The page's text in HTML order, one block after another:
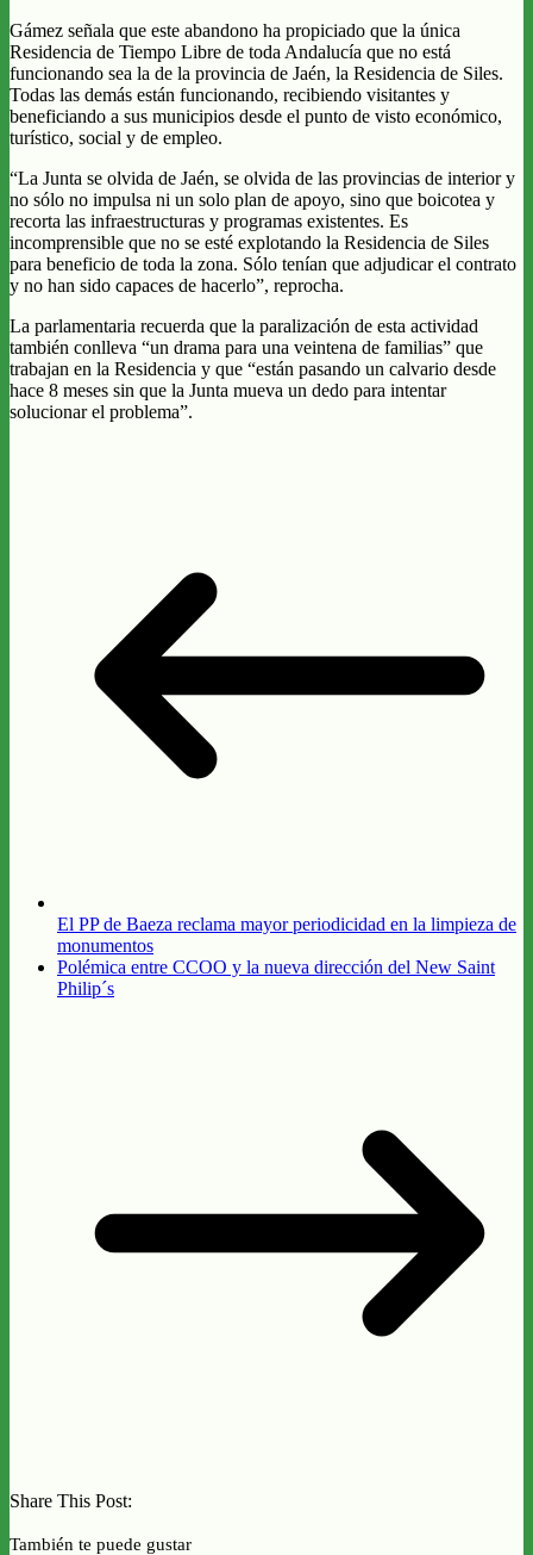
Gámez señala que este abandono ha propiciado que la única
Residencia de Tiempo Libre de toda Andalucía que no está
funcionando sea la de la provincia de Jaén, la Residencia de Siles.
Todas las demás están funcionando, recibiendo visitantes y
beneficiando a sus municipios desde el punto de visto económico,
turístico, social y de empleo.
“La Junta se olvida de Jaén, se olvida de las provincias de interior y
no sólo no impulsa ni un solo plan de apoyo, sino que boicotea y
recorta las infraestructuras y programas existentes. Es
incomprensible que no se esté explotando la Residencia de Siles
para beneficio de toda la zona. Sólo tenían que adjudicar el contrato
y no han sido capaces de hacerlo”, reprocha.
La parlamentaria recuerda que la paralización de esta actividad
también conlleva “un drama para una veintena de familias” que
trabajan en la Residencia y que “están pasando un calvario desde
hace 8 meses sin que la Junta mueva un dedo para intentar
solucionar el problema”.
El PP de Baeza reclama mayor periodicidad en la limpieza de
monumentos
Polémica entre CCOO y la nueva dirección del New Saint
Philip´s
Share This Post:
También te puede gustar